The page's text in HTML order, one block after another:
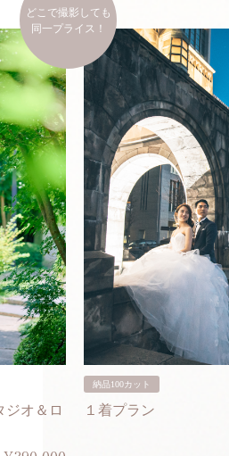
どこで撮影しても
同一プライス！
ジオ＆ロ
納品100カット
１着プラン